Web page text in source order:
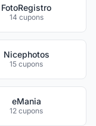
FotoRegistro
14 cupons
Nicephotos
15 cupons
eMania
12 cupons